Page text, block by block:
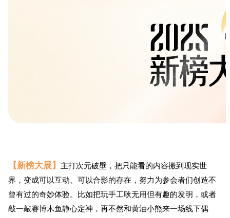
【新榜大展】
主打次元破壁，把只能看的内容搬到现实世
界，变成可以互动、可以合影的存在，努力为参会者们创造不
曾有过的奇妙体验。比如把玩手工耿无用但有趣的发明，或者
敲一敲赛博木鱼静心定神，再不然和黄油小熊来一场线下偶